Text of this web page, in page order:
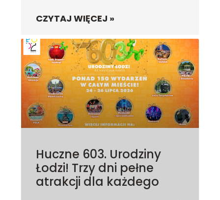
CZYTAJ WIĘCEJ »
Huczne 603. Urodziny
Łodzi! Trzy dni pełne
atrakcji dla każdego